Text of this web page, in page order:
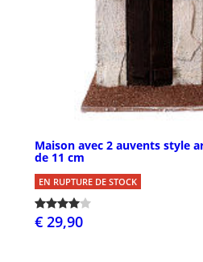
Maison avec 2 auvents style
de 11 cm
EN RUPTURE DE STOCK
€ 29,90